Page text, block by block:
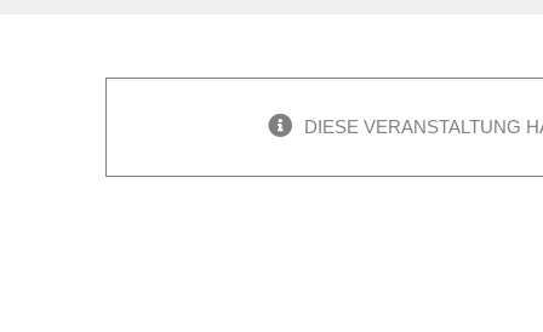
DIESE VERANSTALTUNG